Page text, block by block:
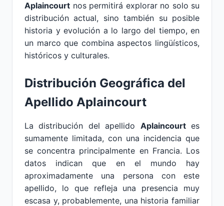
Aplaincourt nos permitirá explorar no solo su
distribución actual, sino también su posible
historia y evolución a lo largo del tiempo, en
un marco que combina aspectos lingüísticos,
históricos y culturales.
Distribución Geográfica del
Apellido Aplaincourt
La distribución del apellido Aplaincourtes
sumamente limitada, con una incidencia que
se concentra principalmente en Francia. Los
datos indican que en el mundo hay
aproximadamente una persona con este
apellido, lo que refleja una presencia muy
escasa y, probablemente, una historia familiar